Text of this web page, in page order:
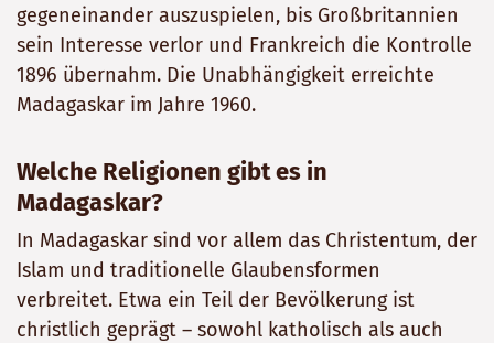
gegeneinander auszuspielen, bis Großbritannien
sein Interesse verlor und Frankreich die Kontrolle
1896 übernahm. Die Unabhängigkeit erreichte
Madagaskar im Jahre 1960.
Welche Religionen gibt es in
Madagaskar?
In Madagaskar sind vor allem das Christentum, der
Islam und traditionelle Glaubensformen
verbreitet. Etwa ein Teil der Bevölkerung ist
christlich geprägt – sowohl katholisch als auch